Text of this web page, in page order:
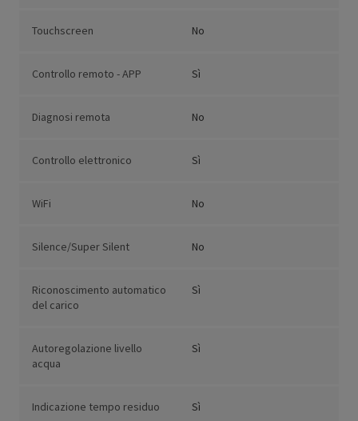
Touchscreen No
Controllo remoto - APP Sì
Diagnosi remota No
Controllo elettronico Sì
WiFi No
Silence/Super Silent No
Riconoscimento automatico
del carico
Sì
Autoregolazione livello
acqua
Sì
Indicazione tempo residuo Sì